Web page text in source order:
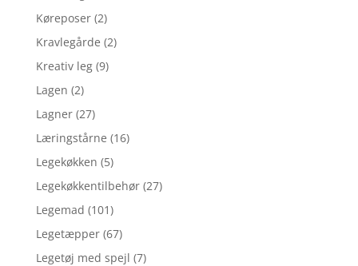
Køreposer (2)
Kravlegårde (2)
Kreativ leg (9)
Lagen (2)
Lagner (27)
Læringstårne (16)
Legekøkken (5)
Legekøkkentilbehør (27)
Legemad (101)
Legetæpper (67)
Legetøj med spejl (7)